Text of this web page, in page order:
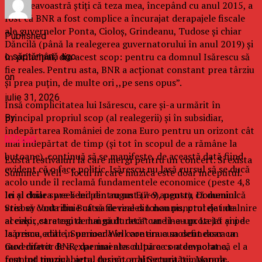
Dumneavoastră știți că teza mea, începând cu anul 2015, a
fost că BNR a fost complice a încurajat derapajele fiscale
ale guvernelor Ponta, Cioloș, Grindeanu, Tudose și chiar
Dăncilă (până la realegerea guvernatorului în anul 2019) și
în principal, din acest scop: pentru ca domnul Isărescu să
fie reales. Pentru asta, BNR a acționat constant prea târziu
și prea puțin, de multe ori ,,pe sens opus”.
Însă complicitatea lui Isărescu, care și-a urmărit în
principal propriul scop (al realegerii) și în subsidiar,
îndepărtarea României de zona Euro pentru un orizont cât
mai îndepărtat de timp (și tot în scopul de a rămâne la
butoane), continuă să se manifeste, de această dată fiind
evident că o face politic. Isărescu nu lasă cursul să se ducă
acolo unde îl reclamă fundamentele economice (peste 4,8
lei și chiar spre 5 lei pentru un Euro), pentru că duminică
vrea să contribuie ca să fie reales Iohannis, protejat de
aceiași ,,strategi de lungă durată” care l-au protejat și pe
Isărescu, atât în perioada în care era cunoscut doar ca
Guvernator BNR, dar mai ales după ce s-a devaolat că el a
fost tot timpul bietul turnător al Securității, Manole.
Published
o săptămână ago
on
iulie 31, 2026
By
b2bseo
Exista festivaluri la care mergi pentru un concert. Si exista
Summer Well – locul in care muzica este doar inceputul.
In al doilea weekend din august (7-9 august), Domeniul
Stirbey Voda din Buftea devine din nou punctul de intalnire
al celor care cauta mai mult decat un line-up. La 15 ani de
la prima editie, Summer Well continua sa defineasca un
mod diferit de a experimenta cultura contemporana,
reunind muzica, arta, design, arhitectura temporara,